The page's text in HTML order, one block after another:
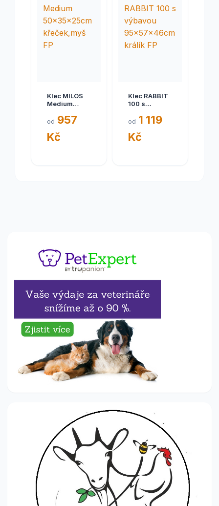
Klec MILOS
Medium
křeček,myš
od 957
Kč
Klec RABBIT
100 s
95x57x46cm
od 1 119
Kč